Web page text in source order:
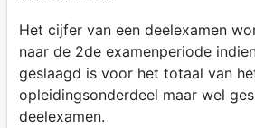
Het cijfer van een deelexamen
naar de 2de examenperiode
geslaagd is voor het totaal van
opleidingsonderdeel maar wel
deelexamen.